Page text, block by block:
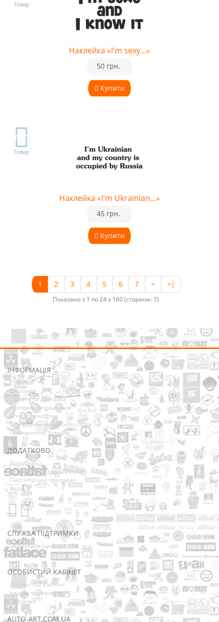
Товар
Наклейка «I'm sexy...»
Купити
50 грн.
TOP
Товар
Наклейка «I'm Ukrainian...»
Купити
45 грн.
1 2 3 4 5 6 7 > >|
Показано з 1 по 24 з 160 (сторінок: 7)
ІНФОРМАЦІЯ
Про нас
Доставка
Оплата та Доставка
Условия соглашения
Співробітництво
Володарям авторських прав
Повернення товарів
ДОДАТКОВО
Виробники
Подарункові сертифікати
Партнерська програма
Акції
СЛУЖБА ПІДТРИМКИ
Зв’язатися з нами
Мапа сайту
ОСОБИСТИЙ КАБІНЕТ
Особистий Кабінет
Історія замовлень
Розсилка
AUTO-ART.COM.UA